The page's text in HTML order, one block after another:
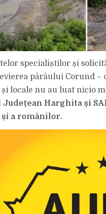
specialiștilor și
pârâului Corund –
locale nu au luat nicio
Harghita și
a românilor.